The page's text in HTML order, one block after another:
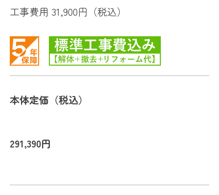
工事費用 31,900円（税込）
本体定価（税込）
291,390円